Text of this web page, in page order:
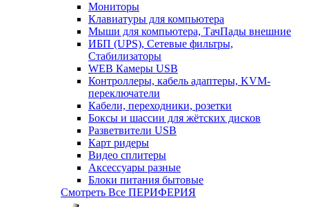
Мониторы
Клавиатуры для компьютера
Мыши для компьютера, ТачПады внешние
ИБП (UPS), Cетевые фильтры,
Cтабилизаторы
WEB Камеры USB
Контроллеры, кабель адаптеры, KVM-
переключатели
Кабели, переходники, розетки
Боксы и шассии для жётских дисков
Разветвители USB
Карт ридеры
Видео сплитеры
Аксессуары разные
Блоки питания бытовые
Смотреть Все ПЕРИФЕРИЯ